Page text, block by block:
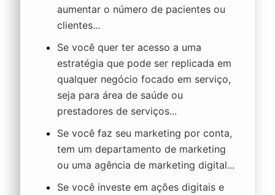
aumentar o número de pacientes ou
clientes...
Se você quer ter acesso a uma
estratégia que pode ser replicada em
qualquer negócio focado em serviço,
seja para área de saúde ou
prestadores de serviços...
Se você faz seu marketing por conta,
tem um departamento de marketing
ou uma agência de marketing digital...
Se você investe em ações digitais e